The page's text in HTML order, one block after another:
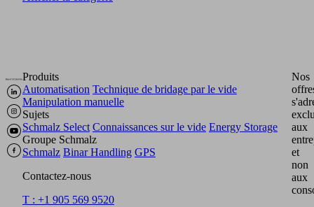
Produits
Automatisation Technique de bridage par le vide
Manipulation manuelle
Sujets
Schmalz Select Connaissances sur le vide Energy Storage
Groupe Schmalz
Schmalz Binar Handling GPS
Contactez-nous
T : +1 905 569 9520
Nos
aux
et
non
aux